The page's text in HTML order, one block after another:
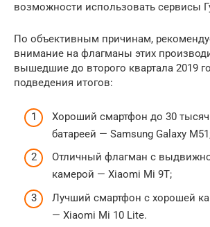
возможности использовать сервисы
По объективным причинам,
внимание на флагманы этих
вышедшие до второго квартала 2019
подведения итогов:
Хороший смартфон до 30
батареей — Samsung Galaxy
Отличный флагман с
камерой — Xiaomi Mi 9T;
Лучший смартфон с хорошей
— Xiaomi Mi 10 Lite.